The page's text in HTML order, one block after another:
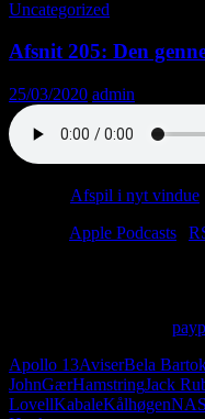
Uncategorized
Afsnit 205: Den
25/03/2020 admin
Afspil i nyt vindue
Apple Podcasts
Apollo 13AviserBela
JohnGærHamstringJack
LovellKabaleKålhøgen